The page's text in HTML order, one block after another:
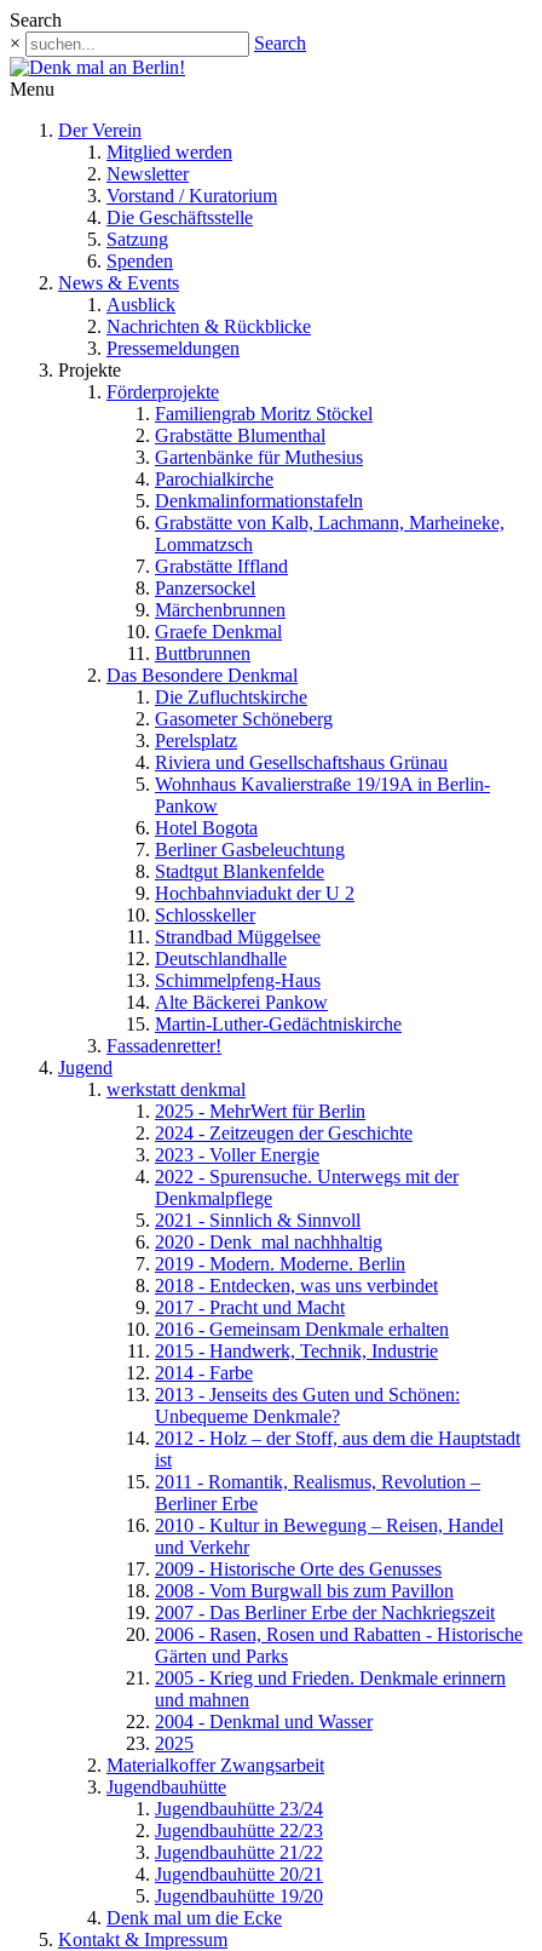
Search
×
Search
Menu
Der Verein
Mitglied werden
Newsletter
Vorstand / Kuratorium
Die Geschäftsstelle
Satzung
Spenden
News & Events
Ausblick
Nachrichten & Rückblicke
Pressemeldungen
Projekte
Förderprojekte
Familiengrab Moritz Stöckel
Grabstätte Blumenthal
Gartenbänke für Muthesius
Parochialkirche
Denkmalinformationstafeln
Grabstätte von Kalb, Lachmann, Marheineke,
Lommatzsch
Grabstätte Iffland
Panzersockel
Märchenbrunnen
Graefe Denkmal
Buttbrunnen
Das Besondere Denkmal
Die Zufluchtskirche
Gasometer Schöneberg
Perelsplatz
Riviera und Gesellschaftshaus Grünau
Wohnhaus Kavalierstraße 19/19A in Berlin-
Pankow
Hotel Bogota
Berliner Gasbeleuchtung
Stadtgut Blankenfelde
Hochbahnviadukt der U 2
Schlosskeller
Strandbad Müggelsee
Deutschlandhalle
Schimmelpfeng-Haus
Alte Bäckerei Pankow
Martin-Luther-Gedächtniskirche
Fassadenretter!
Jugend
werkstatt denkmal
2025 - MehrWert für Berlin
2024 - Zeitzeugen der Geschichte
2023 - Voller Energie
2022 - Spurensuche. Unterwegs mit der
Denkmalpflege
2021 - Sinnlich & Sinnvoll
2020 - Denk_mal nachhhaltig
2019 - Modern. Moderne. Berlin
2018 - Entdecken, was uns verbindet
2017 - Pracht und Macht
2016 - Gemeinsam Denkmale erhalten
2015 - Handwerk, Technik, Industrie
2014 - Farbe
2013 - Jenseits des Guten und Schönen:
Unbequeme Denkmale?
2012 - Holz – der Stoff, aus dem die Hauptstadt
ist
2011 - Romantik, Realismus, Revolution –
Berliner Erbe
2010 - Kultur in Bewegung – Reisen, Handel
und Verkehr
2009 - Historische Orte des Genusses
2008 - Vom Burgwall bis zum Pavillon
2007 - Das Berliner Erbe der Nachkriegszeit
2006 - Rasen, Rosen und Rabatten - Historische
Gärten und Parks
2005 - Krieg und Frieden. Denkmale erinnern
und mahnen
2004 - Denkmal und Wasser
2025
Materialkoffer Zwangsarbeit
Jugendbauhütte
Jugendbauhütte 23/24
Jugendbauhütte 22/23
Jugendbauhütte 21/22
Jugendbauhütte 20/21
Jugendbauhütte 19/20
Denk mal um die Ecke
Kontakt & Impressum